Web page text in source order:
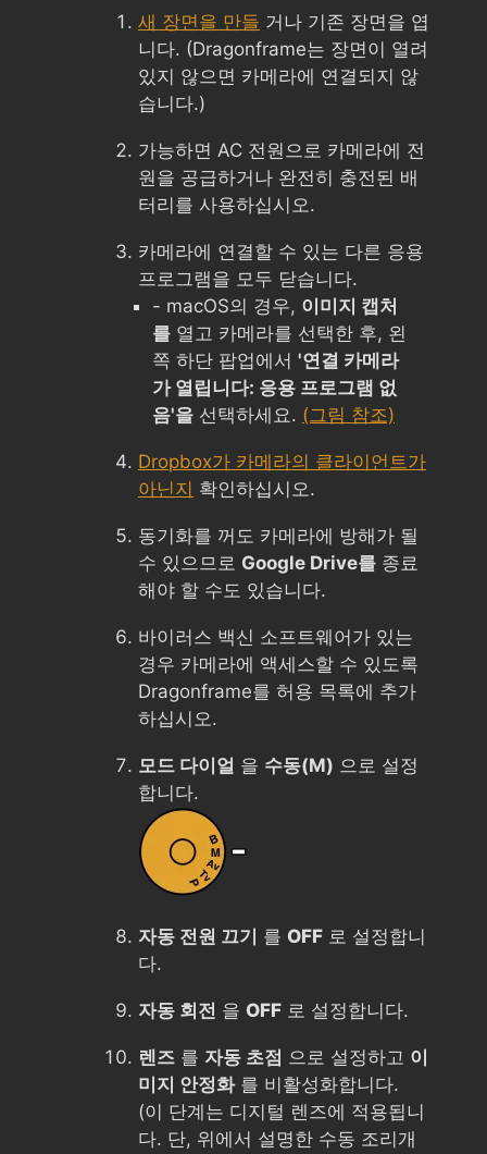
새 장면을 만들 거나 기존 장면을 엽
니다. (Dragonframe는 장면이 열려
있지 않으면 카메라에 연결되지 않
습니다.)
가능하면 AC 전원으로 카메라에 전
원을 공급하거나 완전히 충전된 배
터리를 사용하십시오.
카메라에 연결할 수 있는 다른 응용
프로그램을 모두 닫습니다.
- macOS의 경우, 이미지 캡처
를 열고 카메라를 선택한 후, 왼
쪽 하단 팝업에서 '연결 카메라
가 열립니다: 응용 프로그램 없
음'을 선택하세요. (그림 참조)
Dropbox가 카메라의 클라이언트가
아닌지 확인하십시오.
동기화를 꺼도 카메라에 방해가 될
수 있으므로 Google Drive를 종료
해야 할 수도 있습니다.
바이러스 백신 소프트웨어가 있는
경우 카메라에 액세스할 수 있도록
Dragonframe를 허용 목록에 추가
하십시오.
모드 다이얼 을 수동(M) 으로 설정
합니다.
자동 전원 끄기 를 OFF 로 설정합니
다.
자동 회전 을 OFF 로 설정합니다.
렌즈 를 자동 초점 으로 설정하고 이
미지 안정화를 비활성화합니다.
(이 단계는 디지털 렌즈에 적용됩니
다. 단, 위에서 설명한 수동 조리개